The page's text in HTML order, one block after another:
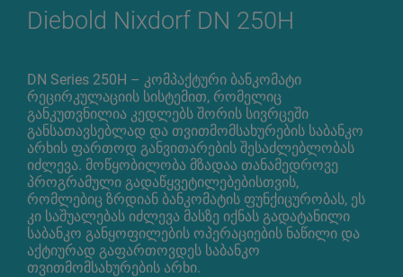
Diebold Nixdorf DN 250H
DN Series 250H – კომპაქტური ბანკომატი
რეცირკულაციის სისტემით, რომელიც
განკუთვნილია კედლებს შორის სივრცეში
განსათავსებლად და თვითმომსახურების საბანკო
არხის ფართოდ განვითარების შესაძლებლობას
იძლევა. მოწყობილობა მზადაა თანამედროვე
პროგრამული გადაწყვეტილებებისთვის,
რომლებიც ზრდიან ბანკომატის ფუნქიცურობას, ეს
კი საშუალებას იძლევა მასზე იქნას გადატანილი
საბანკო განყოფილების ოპერაციების ნაწილი და
აქტიურად გაფართოვდეს საბანკო
თვითმომსახურების არხი.